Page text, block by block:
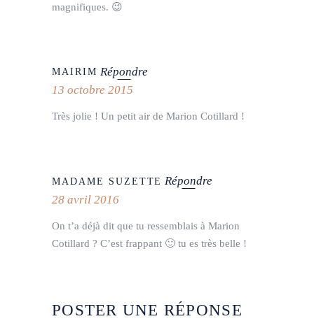
magnifiques. 😉
MAIRIM Répondre
13 octobre 2015
Très jolie ! Un petit air de Marion Cotillard !
MADAME SUZETTE Répondre
28 avril 2016
On t’a déjà dit que tu ressemblais à Marion
Cotillard ? C’est frappant 🙂 tu es très belle !
POSTER UNE RÉPONSE